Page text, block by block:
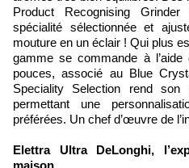
Product Recognising
spécialité sélectionnée et
mouture en un éclair ! Qui plus
gamme se commande à l’aide
pouces, associé au Blue
Speciality Selection rend son
permettant une
préférées. Un chef d’œuvre de
Elettra Ultra DeLonghi,
maison